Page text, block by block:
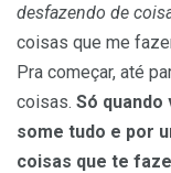
desfazendo de
coisas que me
Pra começar, até
coisas. Só
some tudo e por
coisas que te